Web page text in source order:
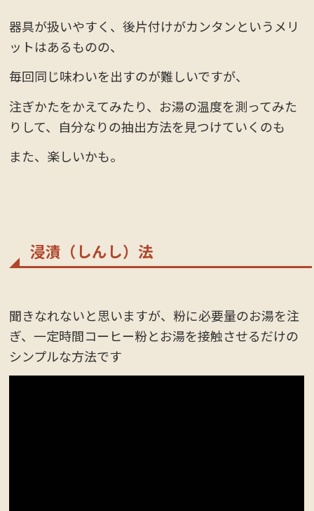
器具が扱いやすく、後片付けがカンタンというメリ
ットはあるものの、
毎回同じ味わいを出すのが難しいですが、
注ぎかたをかえてみたり、お湯の温度を測ってみた
りして、自分なりの抽出方法を見つけていくのも
また、楽しいかも。
浸漬（しんし）法
聞きなれないと思いますが、粉に必要量のお湯を注
ぎ、一定時間コーヒー粉とお湯を接触させるだけの
シンプルな方法です